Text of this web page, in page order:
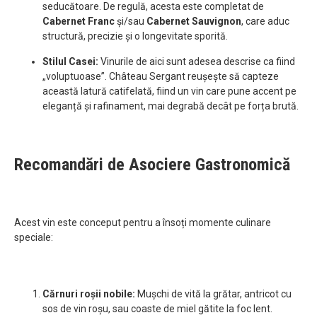
seducătoare. De regulă, acesta este completat de
Cabernet Francși/sau Cabernet Sauvignon, care aduc
structură, precizie și o longevitate sporită.
Stilul Casei: Vinurile de aici sunt adesea descrise ca fiind
„voluptuoase”. Château Sergant reușește să capteze
această latură catifelată, fiind un vin care pune accent pe
eleganță și rafinament, mai degrabă decât pe forța brută.
Recomandări de Asociere Gastronomică
Acest vin este conceput pentru a însoți momente culinare
speciale:
Cărnuri roșii nobile: Mușchi de vită la grătar, antricot cu
sos de vin roșu, sau coaste de miel gătite la foc lent.